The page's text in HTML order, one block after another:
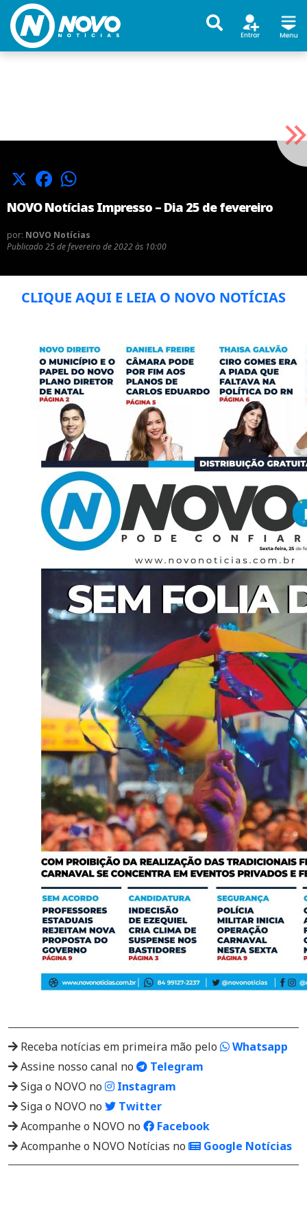
X Facebook
NOVO Notícias Impresso – Dia 25 de fevereiro
por: NOVO Notícias
Publicado 25 de fevereiro de 2022 às 10:00
CLIQUE AQUI E LEIA O NOVO NOTÍCIAS
Receba notícias em primeira mão pelo
Whatsapp
Assine nosso canal no
Telegram
Siga o NOVO no
Instagram
Siga o NOVO no
Twitter
Acompanhe o NOVO no
Facebook
Acompanhe o NOVO Notícias no
Google Notícias